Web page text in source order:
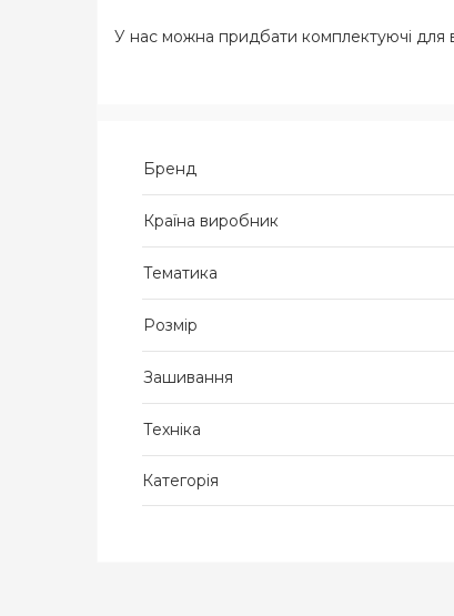
У нас можна придбати комплектуючі для
Бренд
Країна виробник
Тематика
Розмір
Зашивання
Техніка
Категорія